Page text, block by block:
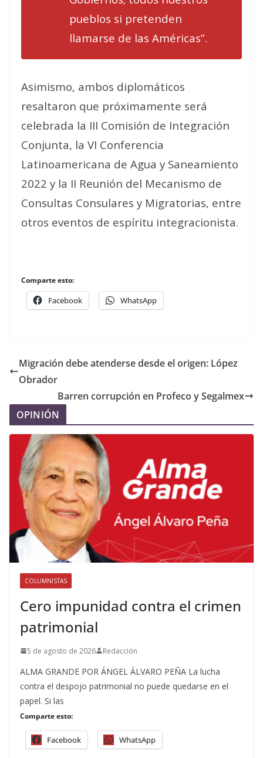
pueblos si pretenden
llamarse de las Américas”.
Asimismo, ambos diplomáticos
resaltaron que próximamente será
celebrada la III Comisión de Integración
Conjunta, la VI Conferencia
Latinoamericana de Agua y Saneamiento
2022 y la II Reunión del Mecanismo de
Consultas Consulares y Migratorias, entre
otros eventos de espíritu integracionista.
Comparte esto:
Facebook WhatsApp
Migración debe atenderse desde el origen: López
Obrador
Barren corrupción en Profeco y Segalmex
OPINIÓN
COLUMNISTAS
Cero impunidad contra el crimen
patrimonial
5 de agosto de 2026 Redacción
ALMA GRANDE POR ÁNGEL ÁLVARO PEÑA La lucha
contra el despojo patrimonial no puede quedarse en el
papel. Si las
Comparte esto:
Facebook WhatsApp